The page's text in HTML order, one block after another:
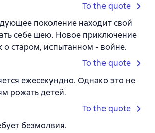
To the quote
поколение находит свой
себе шею. Новое приключение
о старом, испытанном - войне.
To the quote
ежесекундно. Однако это не
рожать детей.
To the quote
безмолвия.